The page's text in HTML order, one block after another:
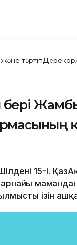
тәртіпДерекқор
15-і.
ізін